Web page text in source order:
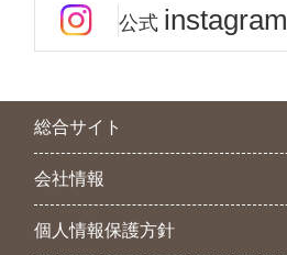
公式 instagram
総合サイト
会社情報
個人情報保護方針